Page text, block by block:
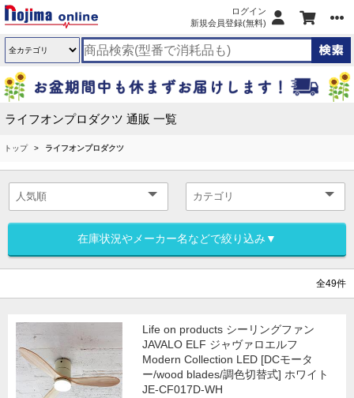
ログイン
新規会員登録(無料)
ライフオンプロダクツ 通販 一覧
トップ ライフオンプロダクツ
在庫状況やメーカー名などで絞り込み▼
全49件
Life on products シーリングファン
JAVALO ELF ジャヴァロエルフ
Modern Collection LED [DCモータ
ー/wood blades/調色切替式] ホワイト
JE-CF017D-WH